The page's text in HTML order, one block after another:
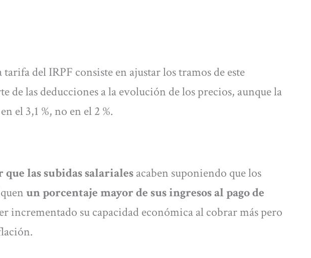
del IRPF consiste en ajustar los tramos de este
de las deducciones a la evolución de los precios, aunque la
el 3,1 %, no en el 2 %.
las subidas salarialesacaben suponiendo que los
un porcentaje mayor de sus ingresos al pago de
incrementado su capacidad económica al cobrar más pero